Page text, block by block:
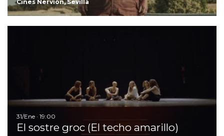
Cines Nervión, Sevilla
31/Ene · 19:00
El sostre groc (El techo amarillo)